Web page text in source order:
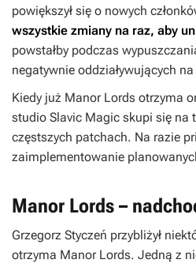
powiększył się o nowych
wszystkie zmiany na raz, aby
powstałby podczas
negatywnie oddziaływujących
Kiedy już Manor Lords otrzyma
studio Slavic Magic skupi się na
częstszych patchach. Na razie
zaimplementowanie
Manor Lords –
Grzegorz Styczeń przybliżył
otrzyma Manor Lords. Jedną z